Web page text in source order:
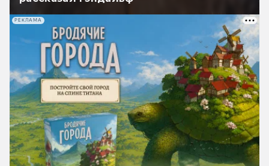
РЕКЛАМА